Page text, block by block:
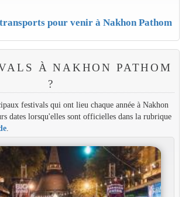
pour venir à Nakhon Pathom
À NAKHON PATHOM
?
festivals qui ont lieu chaque année à Nakhon
dates lorsqu'elles sont officielles dans la rubrique
.